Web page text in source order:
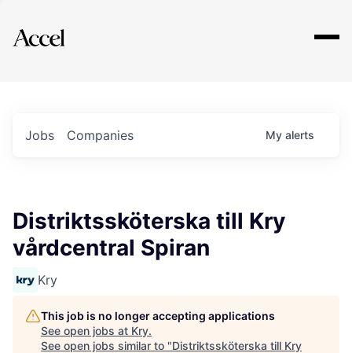
Explore
Jobs Companies My alerts
Distriktssköterska till Kry
vårdcentral Spiran
Kry
This job is no longer accepting applications
See open jobs at Kry.
See open jobs similar to "Distriktssköterska till Kry